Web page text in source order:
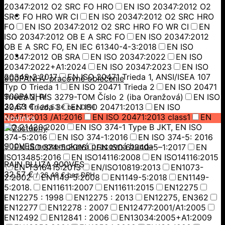
20347:2012 O2 SRC FO HRO
EN ISO 20347:2012 O2
SRC FO HRO WR CI
EN ISO 20347:2012 O2 SRC HRO
FO
EN ISO 20347:2012 O2 SRC HRO FO WR CI
EN
ISO 20347:2012 OB E A SRC FO
EN ISO 20347:2012
OB E A SRC FO, EN IEC 61340-4-3:2018
EN ISO
20347:2012 OB SRA
EN ISO 20347:2022
EN ISO
20347:2022+A1:2024
EN ISO 20347:2023
EN ISO
20349-2:2017
EN ISO 20471 Trieda 1, ANSI/ISEA 107
Typ O Trieda 1
EN ISO 20471 Trieda 2
EN ISO 20471
Trieda 2, RIS 3279-TOM Číslo 2 (iba Oranžová)
EN ISO
20471 Trieda 3
EN ISO 20471:2013
EN ISO
20471:2013 /A1:2016
EN ISO 20471:2013 class1
EN
ISO 21420:2020
EN ISO 374-1 Type B JKT, EN ISO
374-5:2016
EN ISO 374-1:2016
EN ISO 374-5: 2016
EN ISO 374-5:2016
EN ISO 61340–5–1:2017
EN
ISO13485:2016
EN ISO14116:2008
EN ISO14116:2015
EN-TS16415:2013
EN/ISO10819:2013
EN1073-
2:2002
EN1149-5:2008 EN1149-5:2018
EN1149-
5:2018.
EN11611:2007 EN11611:2015
EN12275
EN12275 : 1998
EN12275 : 2013
EN12275, EN362
EN12277
EN12278 : 2007
EN12477:2001/A1:2005
EN12492
EN12841 : 2006
EN13034:2005+A1:2009
900PANHV pracovné oblečenie
900PANHV
32,63 €/26,53€ bez DPH
Novinka
900VES nepremokavá pracovná bunda
RAIN BLÚZA 900VES
32,57€/26,48 €bez DPH